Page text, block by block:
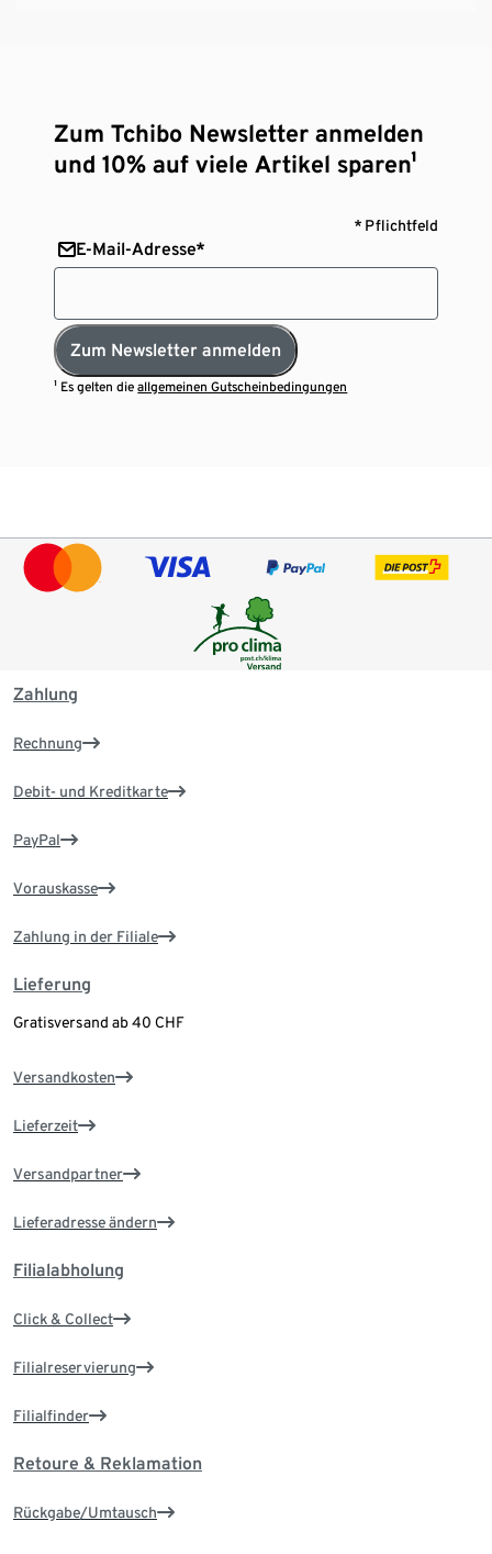
Zum Tchibo Newsletter anmelden
und 10% auf viele Artikel sparen¹
* Pflichtfeld
E-Mail-Adresse*
Zum Newsletter anmelden
¹ Es gelten dieallgemeinen Gutscheinbedingungen
Zahlung
Rechnung
Debit- und Kreditkarte
PayPal
Vorauskasse
Zahlung in der Filiale
Lieferung
Gratisversand ab 40 CHF
Versandkosten
Lieferzeit
Versandpartner
Lieferadresse ändern
Filialabholung
Click & Collect
Filialreservierung
Filialfinder
Retoure & Reklamation
Rückgabe/Umtausch